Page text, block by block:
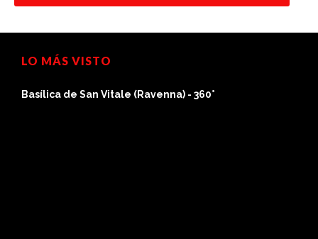
LO MÁS VISTO
Basílica de San Vitale (Ravenna) - 360°